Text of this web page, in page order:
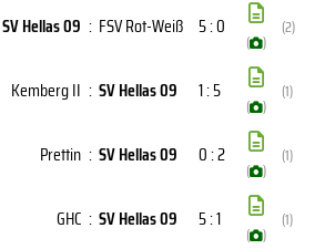
SV Hellas 09 : FSV Rot-Weiß 5 : 0
( )
(2)
Kemberg II : SV Hellas 09 1 : 5
( )
(1)
Prettin : SV Hellas 09 0 : 2
( )
(1)
GHC : SV Hellas 09 5 : 1
( )
(1)